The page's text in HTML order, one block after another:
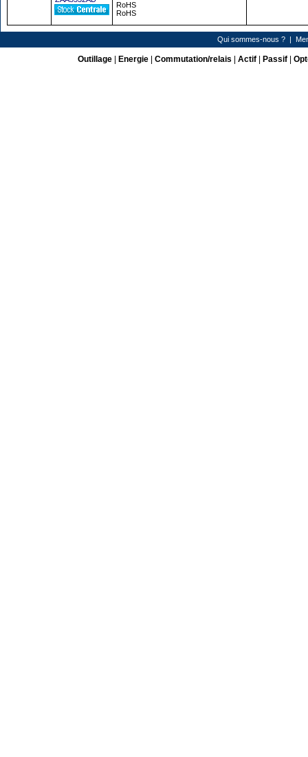
RoHS
RoHS
Qui sommes-nous ?|
Outillage| Energie| Commutation/relais Actif| Passif|